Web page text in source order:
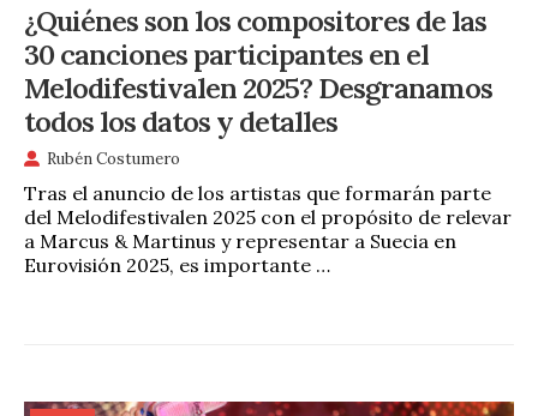
¿Quiénes son los compositores de las
30 canciones participantes en el
Melodifestivalen 2025? Desgranamos
todos los datos y detalles
Rubén Costumero
Tras el anuncio de los artistas que formarán parte
del Melodifestivalen 2025 con el propósito de relevar
a Marcus & Martinus y representar a Suecia en
Eurovisión 2025, es importante …